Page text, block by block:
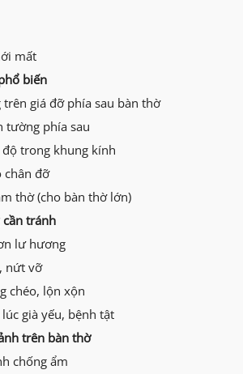
mất
biến
giá đỡ phía sau bàn thờ
tường phía sau
trong khung kính
chân đỡ
thờ (cho bàn thờ lớn)
tránh
lư hương
nứt vỡ
chéo, lộn xộn
già yếu, bệnh tật
trên bàn thờ
chống ẩm